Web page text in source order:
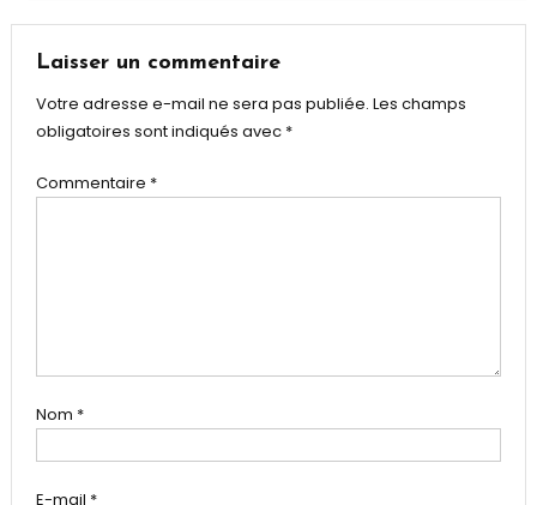
Laisser un commentaire
Votre adresse e-mail ne sera pas publiée. Les champs
obligatoires sont indiqués avec *
Commentaire *
Nom *
E-mail *